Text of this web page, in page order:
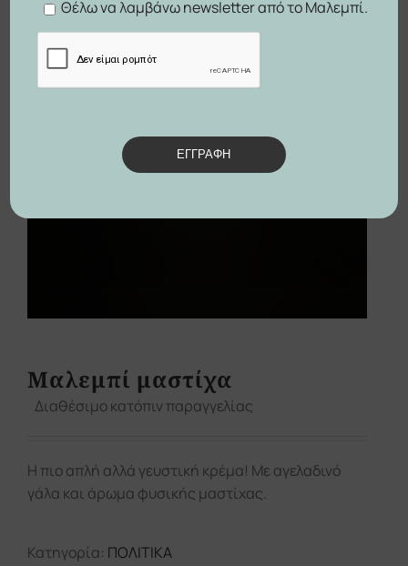
Μαλεμπί μαστίχα
Διαθέσιμο κατόπιν παραγγελίας
Η πιο απλή αλλά γευστική κρέμα! Με αγελαδινό
γάλα και άρωμα φυσικής μαστίχας.
Κατηγορία: ΠΟΛΙΤΙΚΑ
Θέλω να λαμβάνω newsletter από το Μαλεμπί.
ΕΓΓΡΑΦΗ